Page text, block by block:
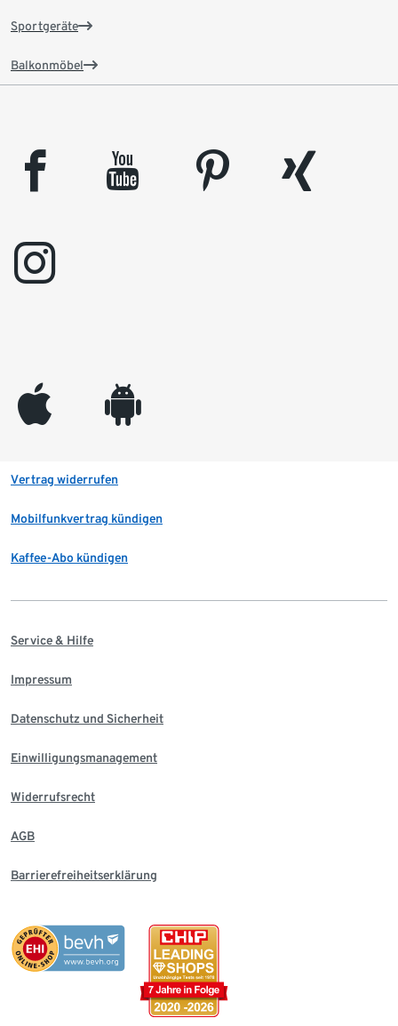
Sportgeräte
Balkonmöbel
facebook youtube pinterest
xing
instagram
appleinc android
Vertrag widerrufen
Mobilfunkvertrag kündigen
Kaffee-Abo kündigen
Service & Hilfe
Impressum
Datenschutz und Sicherheit
Einwilligungsmanagement
Widerrufsrecht
AGB
Barrierefreiheitserklärung